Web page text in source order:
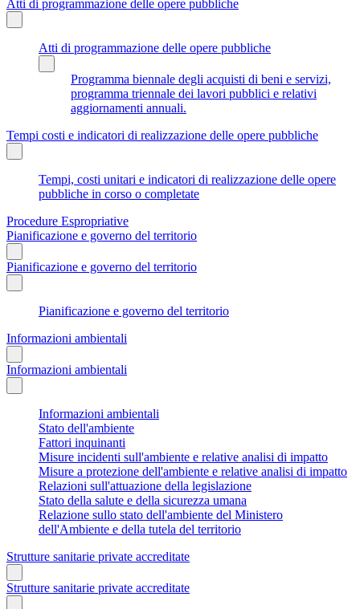
Atti di programmazione delle opere pubbliche
Atti di programmazione delle opere pubbliche
Programma biennale degli acquisti di beni e servizi,
programma triennale dei lavori pubblici e relativi
aggiornamenti annuali.
Tempi costi e indicatori di realizzazione delle opere pubbliche
Tempi, costi unitari e indicatori di realizzazione delle opere
pubbliche in corso o completate
Procedure Espropriative
Pianificazione e governo del territorio
Pianificazione e governo del territorio
Pianificazione e governo del territorio
Informazioni ambientali
Informazioni ambientali
Informazioni ambientali
Stato dell'ambiente
Fattori inquinanti
Misure incidenti sull'ambiente e relative analisi di impatto
Misure a protezione dell'ambiente e relative analisi di impatto
Relazioni sull'attuazione della legislazione
Stato della salute e della sicurezza umana
Relazione sullo stato dell'ambiente del Ministero
dell'Ambiente e della tutela del territorio
Strutture sanitarie private accreditate
Strutture sanitarie private accreditate